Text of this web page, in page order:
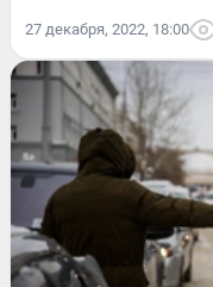
27 декабря, 2022, 18:00